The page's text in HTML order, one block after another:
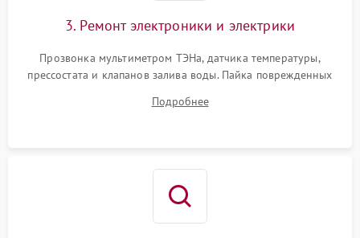
3. Ремонт электроники и электрики
Прозвонка мультиметром ТЭНа, датчика температуры,
прессостата и клапанов залива воды. Пайка поврежденных
Восстановление целостности проводки и контактов.
Подробнее